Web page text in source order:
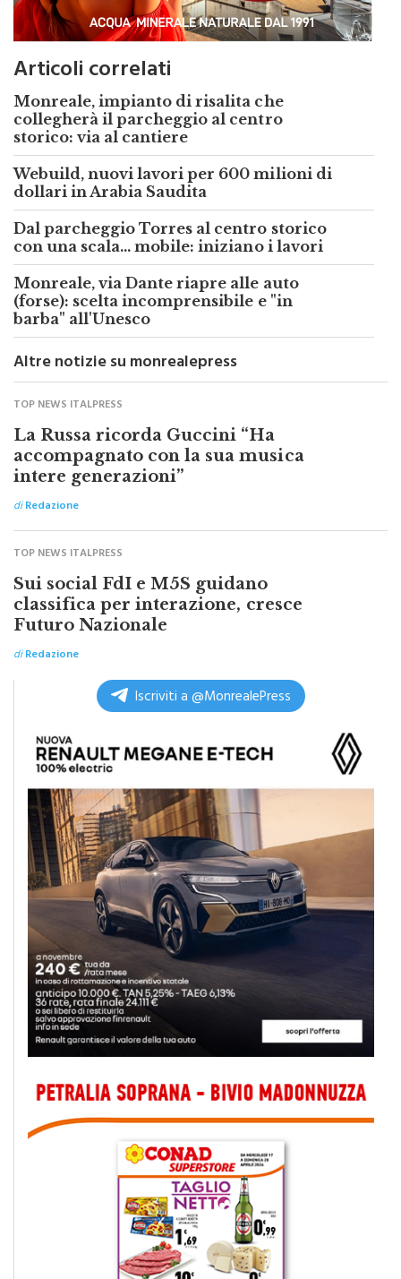
Articoli correlati
Monreale, impianto di risalita che
collegherà il parcheggio al centro
storico: via al cantiere
Webuild, nuovi lavori per 600 milioni di
dollari in Arabia Saudita
Dal parcheggio Torres al centro storico
con una scala... mobile: iniziano i lavori
Monreale, via Dante riapre alle auto
(forse): scelta incomprensibile e "in
barba" all'Unesco
Altre notizie su monrealepress
TOP NEWS ITALPRESS
La Russa ricorda Guccini “Ha
accompagnato con la sua musica
intere generazioni”
diRedazione
TOP NEWS ITALPRESS
Sui social FdI e M5S guidano
classifica per interazione, cresce
Futuro Nazionale
di